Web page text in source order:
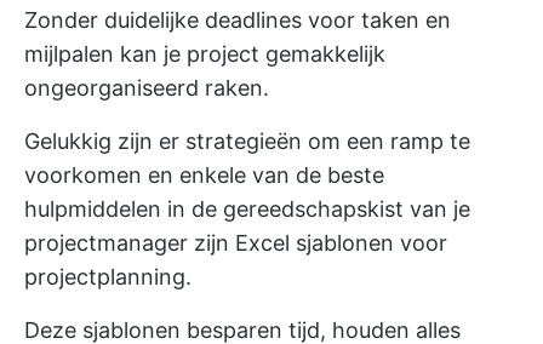
Zonder duidelijke deadlines voor taken en
mijlpalen kan je project gemakkelijk
ongeorganiseerd raken.
Gelukkig zijn er strategieën om een ramp te
voorkomen en enkele van de beste
hulpmiddelen in de gereedschapskist van je
projectmanager zijn Excel sjablonen voor
projectplanning.
Deze sjablonen besparen tijd, houden alles